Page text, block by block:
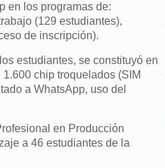
en los programas de:
(129 estudiantes),
de inscripción).
estudiantes, se constituyó en
chip troquelados (SIM
a WhatsApp, uso del
en Producción
a 46 estudiantes de la